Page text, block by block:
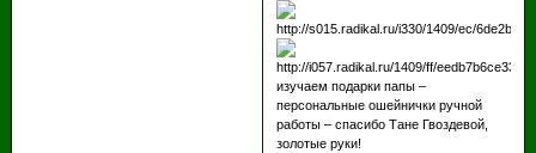
изучаем подарки папы –
персональные ошейнички ручной
работы – спасибо Тане Гвоздевой,
золотые руки!